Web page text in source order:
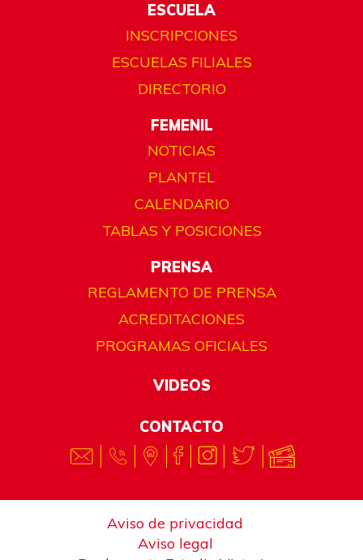
ESCUELA
INSCRIPCIONES
ESCUELAS FILIALES
DIRECTORIO
FEMENIL
NOTICIAS
PLANTEL
CALENDARIO
TABLAS Y POSICIONES
PRENSA
REGLAMENTO DE PRENSA
ACREDITACIONES
PROGRAMAS OFICIALES
VIDEOS
CONTACTO
Aviso de privacidad
Aviso legal